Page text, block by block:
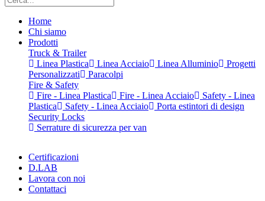
Home
Chi siamo
Prodotti
Truck & Trailer
Linea Plastica
Linea Acciaio Linea Alluminio
Progetti
Personalizzati
Paracolpi
Fire & Safety
Fire - Linea Plastica
Fire - Linea Acciaio
Safety - Linea
Plastica
Safety - Linea Acciaio
Porta estintori di design
Security Locks
Serrature di sicurezza per van
Certificazioni
D.LAB
Lavora con noi
Contattaci